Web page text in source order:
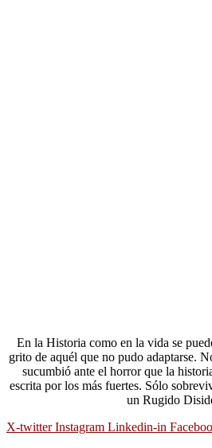
En la Historia como en la vida se
grito de aquél que no pudo adaptarse.
sucumbió ante el horror que la
escrita por los más fuertes. Sólo
un Rugido
X-twitter Instagram Linkedin-in